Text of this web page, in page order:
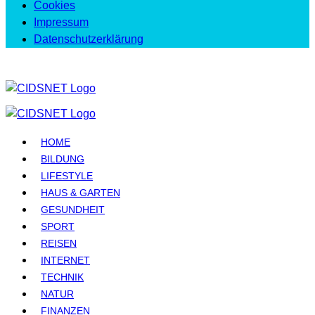
Cookies
Impressum
Datenschutzerklärung
HOME
BILDUNG
LIFESTYLE
HAUS & GARTEN
GESUNDHEIT
SPORT
REISEN
INTERNET
TECHNIK
NATUR
FINANZEN